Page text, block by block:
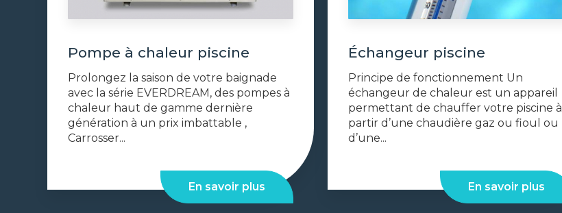
Pompe à chaleur piscine
Prolongez la saison de votre baignade
avec la série EVERDREAM, des pompes à
chaleur haut de gamme dernière
génération à un prix imbattable ,
Carrosser...
En savoir plus
Échangeur piscine
Principe de fonctionnement Un
échangeur de chaleur est un appareil
permettant de chauffer votre piscine à
partir d’une chaudière gaz ou fioul ou
d’une...
En savoir plus